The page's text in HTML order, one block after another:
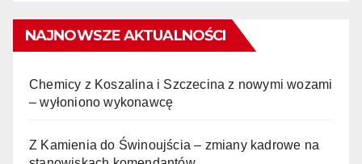
NAJNOWSZE AKTUALNOŚCI
Chemicy z Koszalina i Szczecina z nowymi wozami
– wyłoniono wykonawcę
Z Kamienia do Świnoujścia – zmiany kadrowe na